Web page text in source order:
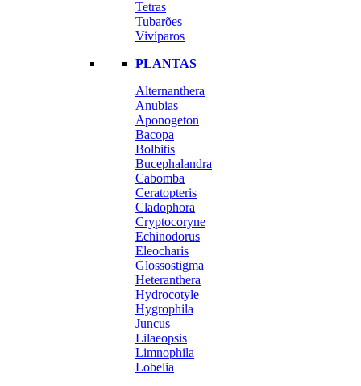
Tetras
Tubarões
Vivíparos
PLANTAS
Alternanthera
Anubias
Aponogeton
Bacopa
Bolbitis
Bucephalandra
Cabomba
Ceratopteris
Cladophora
Cryptocoryne
Echinodorus
Eleocharis
Glossostigma
Heteranthera
Hydrocotyle
Hygrophila
Juncus
Lilaeopsis
Limnophila
Lobelia